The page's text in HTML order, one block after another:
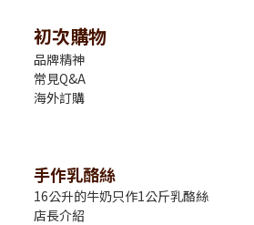
初次購物
品牌精神
常見Q&A
海外訂購
手作乳酪絲
16公升的牛奶只作1公斤乳酪絲
店長介紹